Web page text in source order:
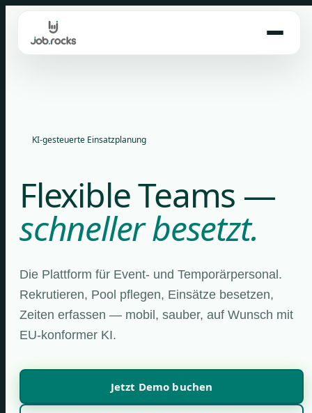
content
KI-gesteuerte Einsatzplanung
Flexible Teams —
schneller besetzt.
Die Plattform für Event- und Temporärpersonal.
Rekrutieren, Pool pflegen, Einsätze besetzen,
Zeiten erfassen — mobil, sauber, auf Wunsch mit
EU-konformer KI.
Jetzt Demo buchen